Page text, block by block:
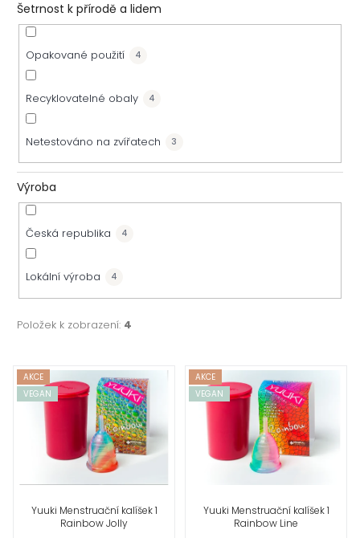
Šetrnost k přírodě a lidem
Opakované použití 4
Recyklovatelné obaly 4
Netestováno na zvířatech 3
Výroba
Česká republika 4
Lokální výroba 4
Položek k zobrazení: 4
V
ý
AKCE
VEGAN
Yuuki Menstruační kalíšek 1
Rainbow Jolly
AKCE
VEGAN
Yuuki Menstruační kalíšek 1
Rainbow Line